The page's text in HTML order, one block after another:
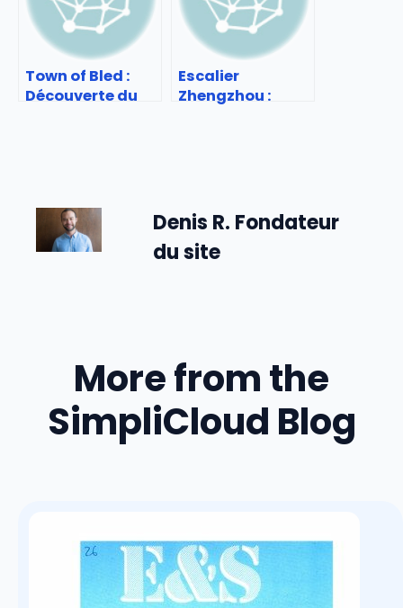
Town of Bled :
Découverte du
Escalier
Zhengzhou :
Denis R. Fondateur
du site
More from the
SimpliCloud Blog